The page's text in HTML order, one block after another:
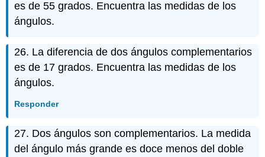
es de 55 grados. Encuentra las medidas de los
ángulos.
26. La diferencia de dos ángulos complementarios
es de 17 grados. Encuentra las medidas de los
ángulos.
Responder
27. Dos ángulos son complementarios. La medida
del ángulo más grande es doce menos del doble